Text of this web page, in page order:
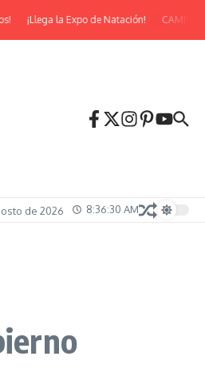
¡Llega la Expo de Natación! CAMINATA
de 2026 8:36:31 AM